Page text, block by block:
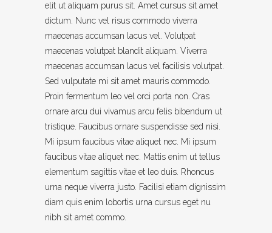
elit ut aliquam purus sit. Amet cursus sit amet
dictum. Nunc vel risus commodo viverra
maecenas accumsan lacus vel. Volutpat
maecenas volutpat blandit aliquam. Viverra
maecenas accumsan lacus vel facilisis volutpat.
Sed vulputate mi sit amet mauris commodo.
Proin fermentum leo vel orci porta non. Cras
ornare arcu dui vivamus arcu felis bibendum ut
tristique. Faucibus ornare suspendisse sed nisi.
Mi ipsum faucibus vitae aliquet nec. Mi ipsum
faucibus vitae aliquet nec. Mattis enim ut tellus
elementum sagittis vitae et leo duis. Rhoncus
urna neque viverra justo. Facilisi etiam dignissim
diam quis enim lobortis urna cursus eget nu
nibh sit amet commo.